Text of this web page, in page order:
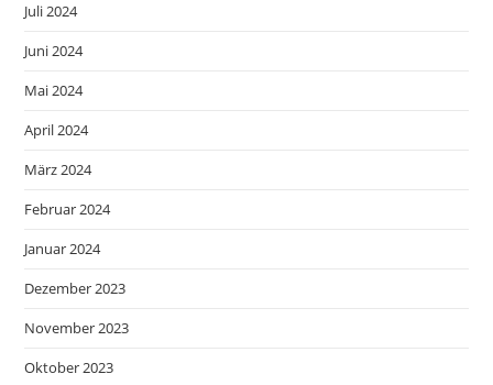
Juli 2024
Juni 2024
Mai 2024
April 2024
März 2024
Februar 2024
Januar 2024
Dezember 2023
November 2023
Oktober 2023